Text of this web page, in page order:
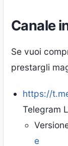
Canale
Se vuoi
prestargli
https://
Telegram
e